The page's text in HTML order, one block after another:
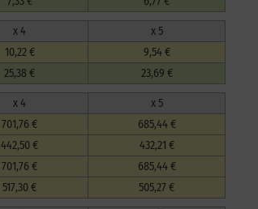
x 4
x 5
10,22 €
9,54 €
25,38 € 23,69 €
x 4
x 5
701,76 €
685,44 €
442,50 €
432,21 €
701,76 €
685,44 €
517,30 € 505,27 €